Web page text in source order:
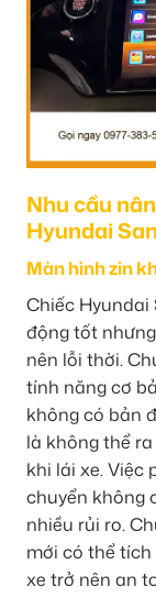
Nhu cầu
Hyundai
Màn hình zin
Chiếc
động tốt
nên lỗi thời.
tính năng cơ
không có bản
là không thể
khi lái xe. Việc
chuyển không
nhiều rủi ro.
mới có thể tích
xe trở nên an